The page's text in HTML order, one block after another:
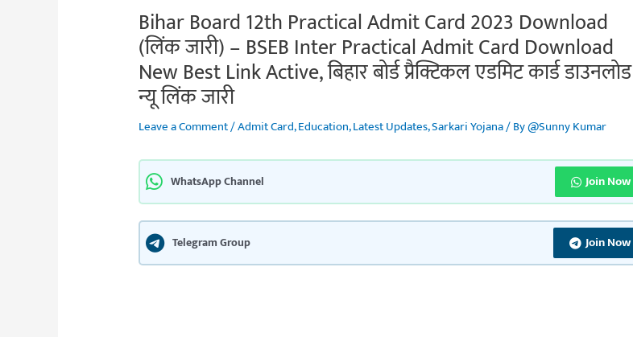
Bihar Board 12th Practical Admit Card 2023 Download
(लिंक जारी) – BSEB Inter Practical Admit Card Download
New Best Link Active, बिहार बोर्ड प्रैक्टिकल एडमिट कार्ड डाउनलोड
न्यू लिंक जारी
Leave a Comment/Admit Card,Education,Latest Updates,Sarkari Yojana/ By@Sunny Kumar
WhatsApp Channel Join Now
Telegram Group Join Now